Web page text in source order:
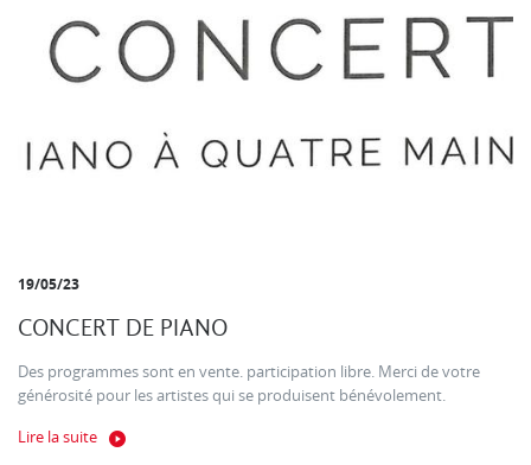
19/05/23
CONCERT DE PIANO
Des programmes sont en vente. participation libre. Merci de votre
générosité pour les artistes qui se produisent bénévolement.
Lire la suite